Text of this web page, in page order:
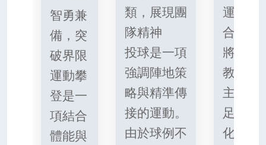
智勇兼
備，突
破界限
運動攀
登是一
項結合
體能與
類，展現團
隊精神
投球是一項
強調陣地策
略與精準傳
接的運動。
由於球例不
運動與
合
將會聘
教練以
主持訓
足球的
化為自